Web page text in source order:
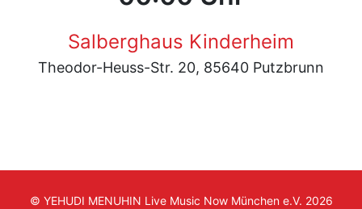
Salberghaus Kinderheim
Theodor-Heuss-Str. 20, 85640 Putzbrunn
© YEHUDI MENUHIN Live Music Now München e.V. 2026